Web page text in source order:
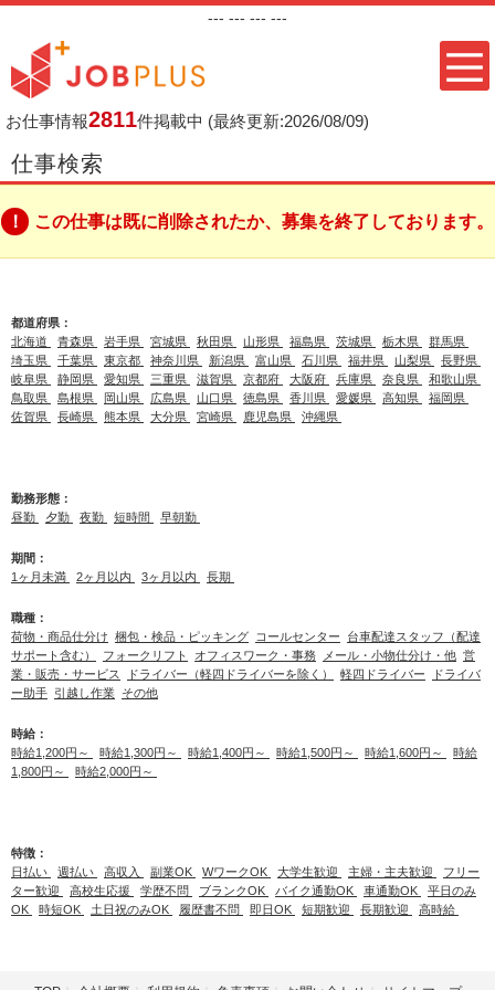
--- --- --- ---
お仕事情報2811件掲載中 (最終更新:2026/08/09)
仕事検索
この仕事は既に削除されたか、募集を終了しております。
都道府県：
北海道
青森県 岩手県 宮城県 秋田県 山形県 福島県 茨城県 栃木県
群馬県
埼玉県
千葉県 東京都 神奈川県 新潟県 富山県 石川県 福井県 山梨県
長野県
岐阜県
静岡県 愛知県 三重県 滋賀県 京都府 大阪府 兵庫県 奈良県
和歌山県
鳥取県
島根県 岡山県 広島県 山口県 徳島県 香川県 愛媛県 高知県
福岡県
佐賀県
長崎県 熊本県 大分県 宮崎県 鹿児島県 沖縄県
勤務形態：
昼勤
夕勤 夜勤 短時間 早朝勤
期間：
1ヶ月未満
2ヶ月以内 3ヶ月以内 長期
職種：
荷物・商品仕分け 梱包・検品・ピッキング コールセンター
台車配達スタッフ（配達
サポート含む）
フォークリフト オフィスワーク・事務 メール・小物仕分け・他 営
業・販売・サービス
ドライバー（軽四ドライバーを除く） 軽四ドライバー
ドライバ
ー助手 引越し作業 その他
時給：
時給1,200円～
時給1,300円～ 時給1,400円～ 時給1,500円～ 時給1,600円～
時給
1,800円～
時給2,000円～
特徴：
日払い
週払い 高収入 副業OK WワークOK 大学生歓迎 主婦・主夫歓迎
フリー
ター歓迎
高校生応援 学歴不問 ブランクOK バイク通勤OK 車通勤OK
平日のみ
OK
時短OK 土日祝のみOK 履歴書不問 即日OK 短期歓迎 長期歓迎 高時給